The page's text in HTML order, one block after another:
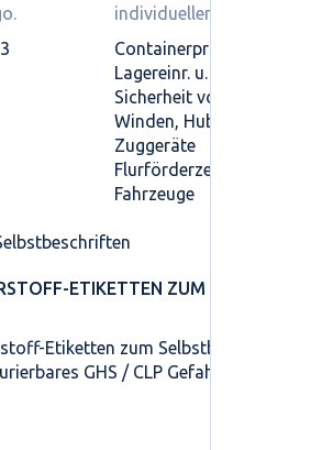
individuellem Logo.
Containerprüfung
Lagereinr. u. -geräte
Sicherheit von Regalen
Winden, Hub- und
Zuggeräte
Flurförderzeuge
Fahrzeuge
ETIKETTEN ZUM SELBST­
Etiketten zum Selbstbeschriften
GHS / CLP Gefahrstoff-Etikett